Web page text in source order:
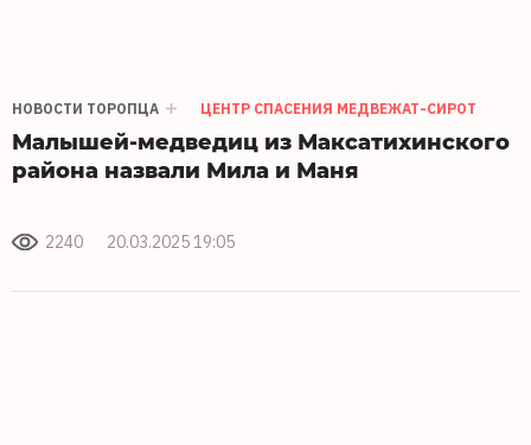
НОВОСТИ ТОРОПЦА ЦЕНТР СПАСЕНИЯ МЕДВЕЖАТ-СИРОТ
Малышей-медведиц из Максатихинского
района назвали Мила и Маня
2240 20.03.2025 19:05